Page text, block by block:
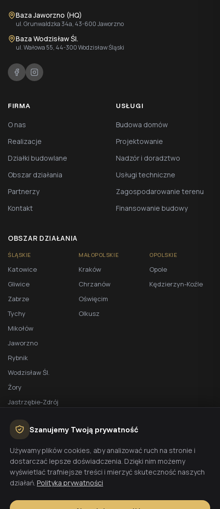
Baza Jaworzno (HQ)
ul. Grunwaldzka 34a, 43-600 Jaworzno
Baza Wodzisław Śl.
ul. Wałowa 55, 44-300 Wodzisław Śląski
FIRMA
O nas
Realizacje
Działki budowlane
Obszar działania
Partnerzy
Kontakt
USŁUGI
Budowa domów
Projektowanie
Nadzór i doradztwo
Usługi techniczne
Zagospodarowanie terenu
Finansowanie budowy
OBSZAR DZIAŁANIA
ŚLĄSKIE
Katowice
Gliwice
Zabrze
Tychy
Mikołów
Jaworzno
Rybnik
Wodzisław Śl.
Żory
Jastrzębie-Zdrój
MAŁOPOLSKIE
Kraków
Chrzanów
Oświęcim
Olkusz
OPOLSKIE
Opole
Kędzierzyn-Koźle
BEZPŁATNA WYCENA
Planujesz budowę domu? Skontaktuj się z nami - przygotujemy
wycenę w 48h.
Wyceń budowę
Szanujemy Twoją prywatność
Używamy plików cookies, aby analizować ruch na stronie i
dostarczać lepsze doświadczenia. Dzięki nim możemy
wyświetlać trafniejsze treści i mierzyć skuteczność naszych
działań. Polityka prywatności